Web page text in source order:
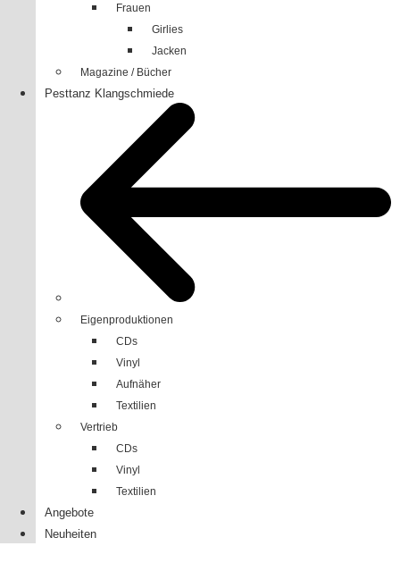
Frauen
Girlies
Jacken
Magazine / Bücher
Pesttanz Klangschmiede
Eigenproduktionen
CDs
Vinyl
Aufnäher
Textilien
Vertrieb
CDs
Vinyl
Textilien
Angebote
Neuheiten